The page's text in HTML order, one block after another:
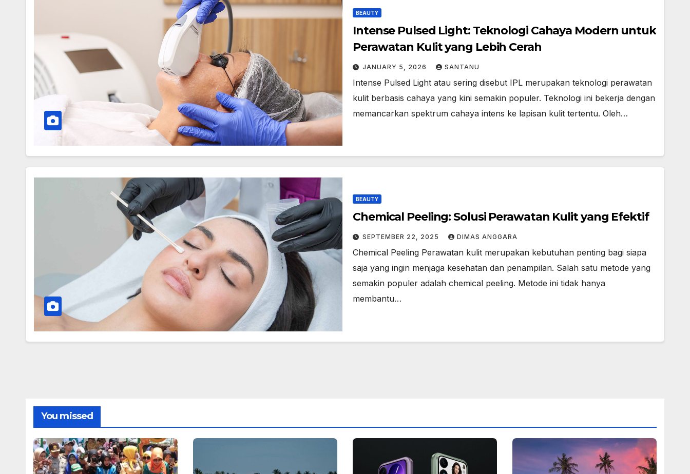
BEAUTY
Intense Pulsed Light: Teknologi Cahaya Modern untuk
Perawatan Kulit yang Lebih Cerah
JANUARY 5, 2026 SANTANU
Intense Pulsed Light atau sering disebut IPL merupakan teknologi perawatan
kulit berbasis cahaya yang kini semakin populer. Teknologi ini bekerja dengan
memancarkan spektrum cahaya intens ke lapisan kulit tertentu. Oleh…
BEAUTY
Chemical Peeling: Solusi Perawatan Kulit yang Efektif
SEPTEMBER 22, 2025 DIMAS ANGGARA
Chemical Peeling Perawatan kulit merupakan kebutuhan penting bagi siapa
saja yang ingin menjaga kesehatan dan penampilan. Salah satu metode yang
semakin populer adalah chemical peeling. Metode ini tidak hanya
membantu…
You missed